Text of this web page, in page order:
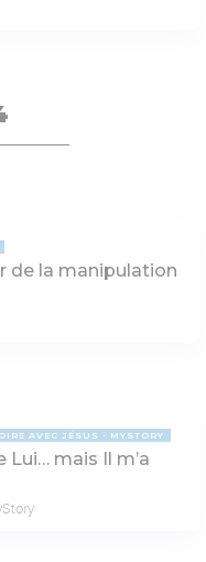
de la manipulation
AVEC JÉSUS - MYSTORY
Lui… mais Il m’a